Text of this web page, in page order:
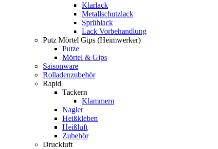
Klarlack
Metallschutzlack
Sprühlack
Lack Vorbehandlung
Putz Mörtel Gips (Heimwerker)
Putze
Mörtel & Gips
Saisonware
Rolladenzubehör
Rapid
Tackern
Klammern
Nagler
Heißkleben
Heißluft
Zubehör
Druckluft